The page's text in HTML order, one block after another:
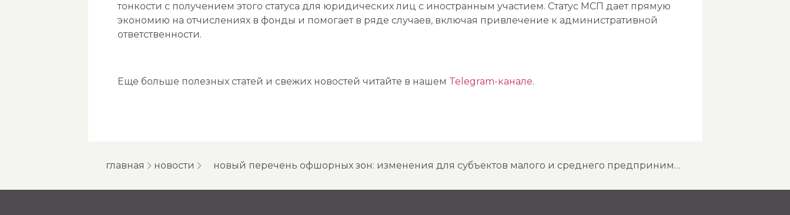
тонкости с получением этого статуса для юридических лиц с иностранным участием. Статус МСП дает прямую
экономию на отчислениях в фонды и помогает в ряде случаев, включая привлечение к административной
ответственности.
Еще больше полезных статей и свежих новостей читайте в нашем Telegram-канале.
главная новости новый перечень офшорных зон: изменения для субъектов малого и среднего предпринимательства